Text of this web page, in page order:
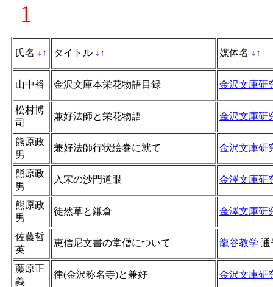
1
氏名 ↓ ↑ タイトル ↓ ↑ 媒体名 ↓ ↑
山中裕 金沢文庫本栄花物語目録 金沢文庫研
松村博
司
兼好法師と栄花物語 金沢文庫研
熊原政
男
兼好法師行状絵巻に就て 金沢文庫研
熊原政
男
入宋の沙門道眼 金澤文庫研
熊原政
男
徒然草と鎌倉 金澤文庫研
佐藤哲
英
恵信尼文書の堂僧について 龍谷教学
藤原正
義
律(金沢称名寺)と兼好 金沢文庫研